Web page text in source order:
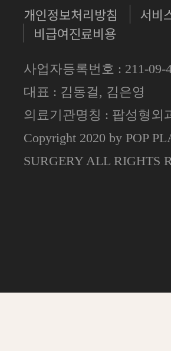
개인정보처리방침
서비
비급여진료비용
사업자등록번호 : 211-09-
대표 : 김동걸, 김은영
의료기관명칭 : 팝성형외
Copyright 2020 by POP
SURGERY ALL RIGHTS